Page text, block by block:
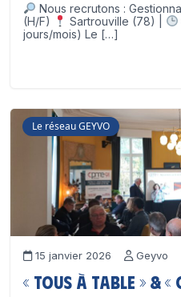
Nous recrutons :
(H/F)
Sartrouville (78) |
jours/mois) Le […]
Le réseau GEYVO
15 janvier 2026 Geyvo
« Tous à table » &